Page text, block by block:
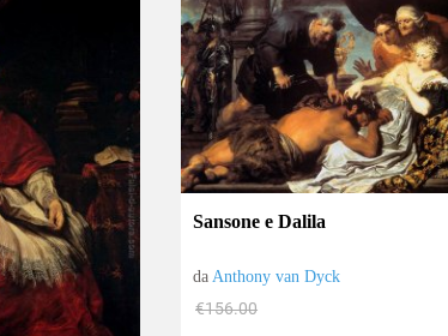
Sansone e Dalila
da Anthony van Dyck
€156.00